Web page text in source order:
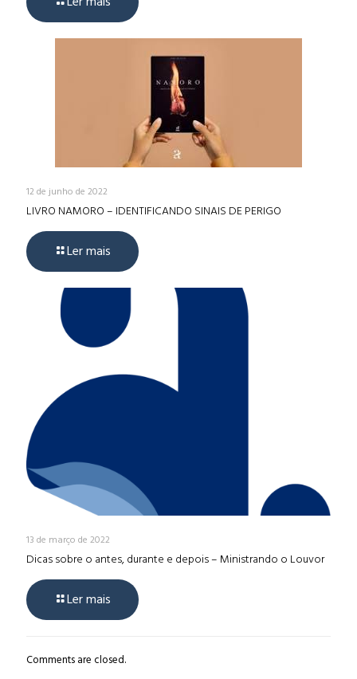
12 de junho de 2022
LIVRO NAMORO – IDENTIFICANDO SINAIS DE PERIGO
Ler mais
13 de março de 2022
Dicas sobre o antes, durante e depois – Ministrando o Louvor
Ler mais
Comments are closed.